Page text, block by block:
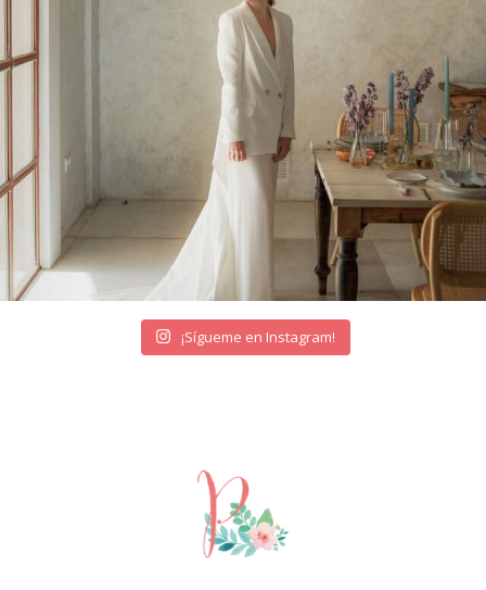
¡Sígueme en Instagram!